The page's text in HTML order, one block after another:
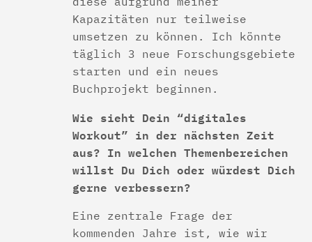
Kapazitäten nur teilweise
umsetzen zu können. Ich könnte
täglich 3 neue Forschungsgebiete
starten und ein neues
Buchprojekt beginnen.
Wie sieht Dein “digitales
Workout” in der nächsten Zeit
aus? In welchen Themenbereichen
willst Du Dich oder würdest Dich
gerne verbessern?
Eine zentrale Frage der
kommenden Jahre ist, wie wir